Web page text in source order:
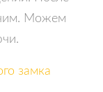
Можем
замка